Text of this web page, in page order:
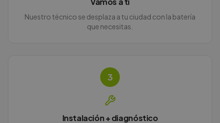
Nuestro técnico se desplaza a tu ciudad con la batería
que necesitas.
3
Instalación + diagnóstico